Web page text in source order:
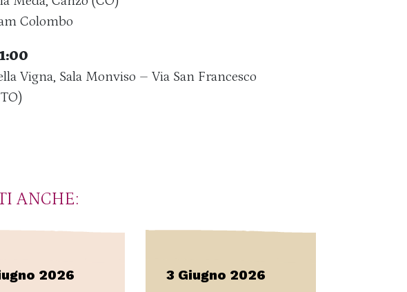
Colombo
Vigna, Sala Monviso – Via San Francesco
ANCHE:
2026 3 Giugno 2026